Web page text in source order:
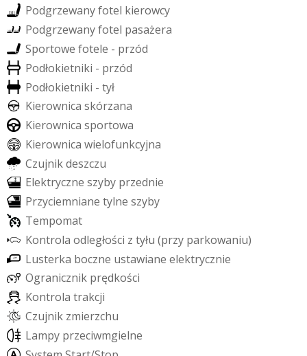
Podgrzewanyfotel kierowcy
Podgrzewanyfotel pasażera
Sportowe fotele - przód
Podłokietniki - przód
Podłokietniki - tył
Kierownica skórzana
Kierownica sportowa
Kierownica wielofunkcyjna
Czujnikdeszczu
Elektryczne szyby przednie
Przyciemniane tylne szyby
Tempomat
Kontrola odległości z tyłu (przy parkowaniu)
Lusterka boczne ustawiane elektrycznie
Ogranicznik prędkości
Kontrola trakcji
Czujnik zmierzchu
Lampy przeciwmgielne